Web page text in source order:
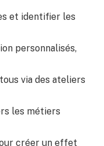
et identifier les
personnalisés,
via des ateliers
les métiers
créer un effet